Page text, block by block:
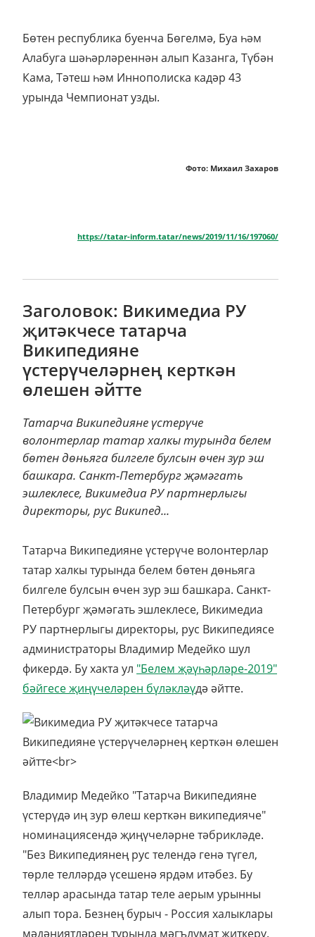
Бөтен республика буенча Бөгелмә, Буа һәм
Алабуга шәһәрләреннән алып Казанга, Түбән
Кама, Тәтеш һәм Иннополиска кадәр 43
урында Чемпионат узды.
Фото: Михаил Захаров
https://tatar-inform.tatar/news/2019/11/16/197060/
Заголовок: Викимедиа РУ
җитәкчесе татарча
Википедияне
үстерүчеләрнең керткән
өлешен әйтте
Татарча Википедияне үстерүче
волонтерлар татар халкы турында белем
бөтен дөньяга билгеле булсын өчен зур эш
башкара. Санкт-Петербург җәмәгать
эшлеклесе, Викимедиа РУ партнерлыгы
директоры, рус Википед...
Татарча Википедияне үстерүче волонтерлар
татар халкы турында белем бөтен дөньяга
билгеле булсын өчен зур эш башкара. Санкт-
Петербург җәмәгать эшлеклесе, Викимедиа
РУ партнерлыгы директоры, рус Википедиясе
администраторы Владимир Медейко шул
фикердә. Бу хакта ул "Белем җәүһәрләре-2019"
бәйгесе җиңүчеләрен бүләкләүдә әйтте.
Владимир Медейко "Татарча Википедияне
үстерүдә иң зур өлеш керткән википедияче"
номинациясендә җиңүчеләрне тәбрикләде.
"Без Википедиянең рус телендә генә түгел,
төрле телләрдә үсешенә ярдәм итәбез. Бу
телләр арасында татар теле аерым урынны
алып тора. Безнең бурыч - Россия халыклары
мәдәниятләрен турында мәгълүмат җиткерү.